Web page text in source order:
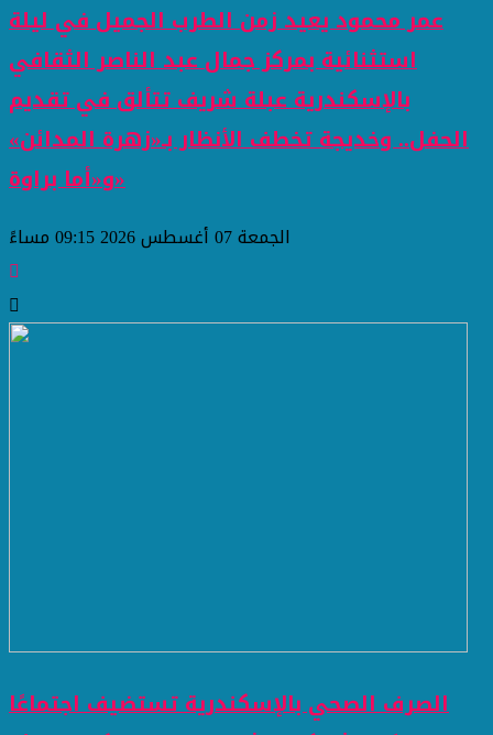
عمر محمود يعيد زمن الطرب الجميل في ليلة
استثنائية بمركز جمال عبد الناصر الثقافي
بالإسكندرية عبلة شريف تتألق في تقديم
الحفل.. وخديجة تخطف الأنظار بـ«زهرة المدائن»
و«أما براوة»
الجمعة 07 أغسطس 2026 09:15 مساءً
الصرف الصحي بالإسكندرية تستضيف اجتماعًا